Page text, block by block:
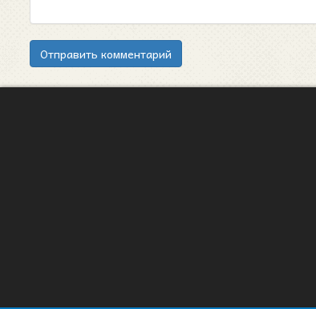
Отправить комментарий